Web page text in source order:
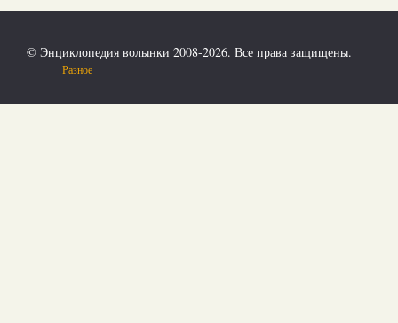
© Энциклопедия волынки 2008-2026. Все права защищены.
Разное